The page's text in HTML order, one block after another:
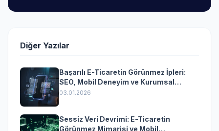
Diğer Yazılar
Başarılı E-Ticaretin Görünmez İpleri:
SEO, Mobil Deneyim ve Kurumsal
Yazılımın Kazandıran Senkronizasyonu
03.01.2026
Sessiz Veri Devrimi: E-Ticaretin
Görünmez Mimarisi ve Mobil